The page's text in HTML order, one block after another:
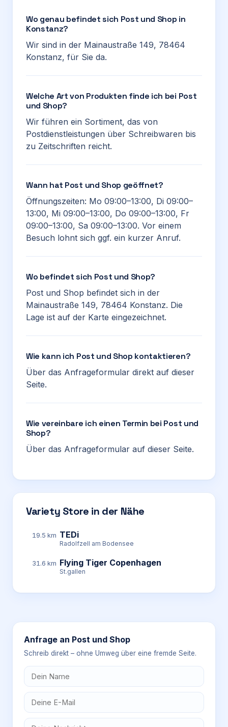
Wo genau befindet sich Post und Shop in
Konstanz?
Wir sind in der Mainaustraße 149, 78464
Konstanz, für Sie da.
Welche Art von Produkten finde ich bei Post
und Shop?
Wir führen ein Sortiment, das von
Postdienstleistungen über Schreibwaren bis
zu Zeitschriften reicht.
Wann hat Post und Shop geöffnet?
Öffnungszeiten: Mo 09:00–13:00, Di 09:00–
13:00, Mi 09:00–13:00, Do 09:00–13:00, Fr
09:00–13:00, Sa 09:00–13:00. Vor einem
Besuch lohnt sich ggf. ein kurzer Anruf.
Wo befindet sich Post und Shop?
Post und Shop befindet sich in der
Mainaustraße 149, 78464 Konstanz. Die
Lage ist auf der Karte eingezeichnet.
Wie kann ich Post und Shop kontaktieren?
Über das Anfrageformular direkt auf dieser
Seite.
Wie vereinbare ich einen Termin bei Post und
Shop?
Über das Anfrageformular auf dieser Seite.
Variety Store in der Nähe
19.5 km TEDi
Radolfzell am Bodensee
31.6 km Flying Tiger Copenhagen
St.gallen
Anfrage an Post und Shop
Schreib direkt – ohne Umweg über eine fremde Seite.